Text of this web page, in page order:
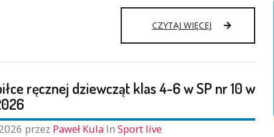
CZYTAJ WIĘCEJX
KOSZYKOWEJ
O
PUCHAR
I
ręcznej dziewcząt klas 4-6 w SP nr 10 w
przez Paweł Kula In Sport live